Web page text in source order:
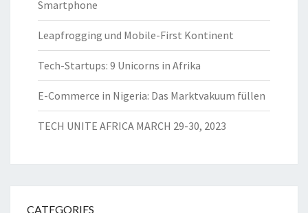
Smartphone
Leapfrogging und Mobile-First Kontinent
Tech-Startups: 9 Unicorns in Afrika
E-Commerce in Nigeria: Das Marktvakuum füllen
TECH UNITE AFRICA MARCH 29-30, 2023
CATEGORIES